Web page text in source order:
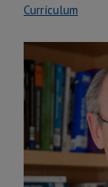
Currículum